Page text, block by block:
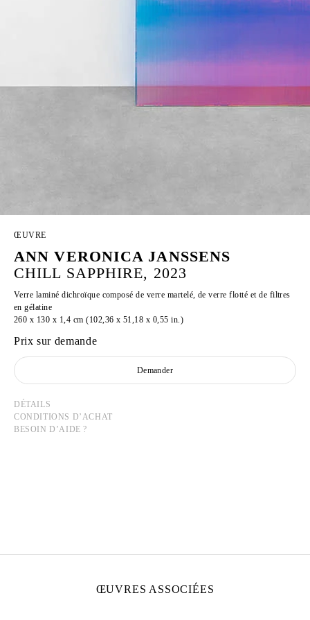
ŒUVRE
ANN VERONICA JANSSENS
CHILL SAPPHIRE, 2023
Verre laminé dichroïque composé de verre martelé, de verre flotté et de filtres
en gélatine
260 x 130 x 1,4 cm (102,36 x 51,18 x 0,55 in.)
Prix sur demande
Demander
DÉTAILS
CONDITIONS D’ACHAT
BESOIN D’AIDE ?
ŒUVRES ASSOCIÉES